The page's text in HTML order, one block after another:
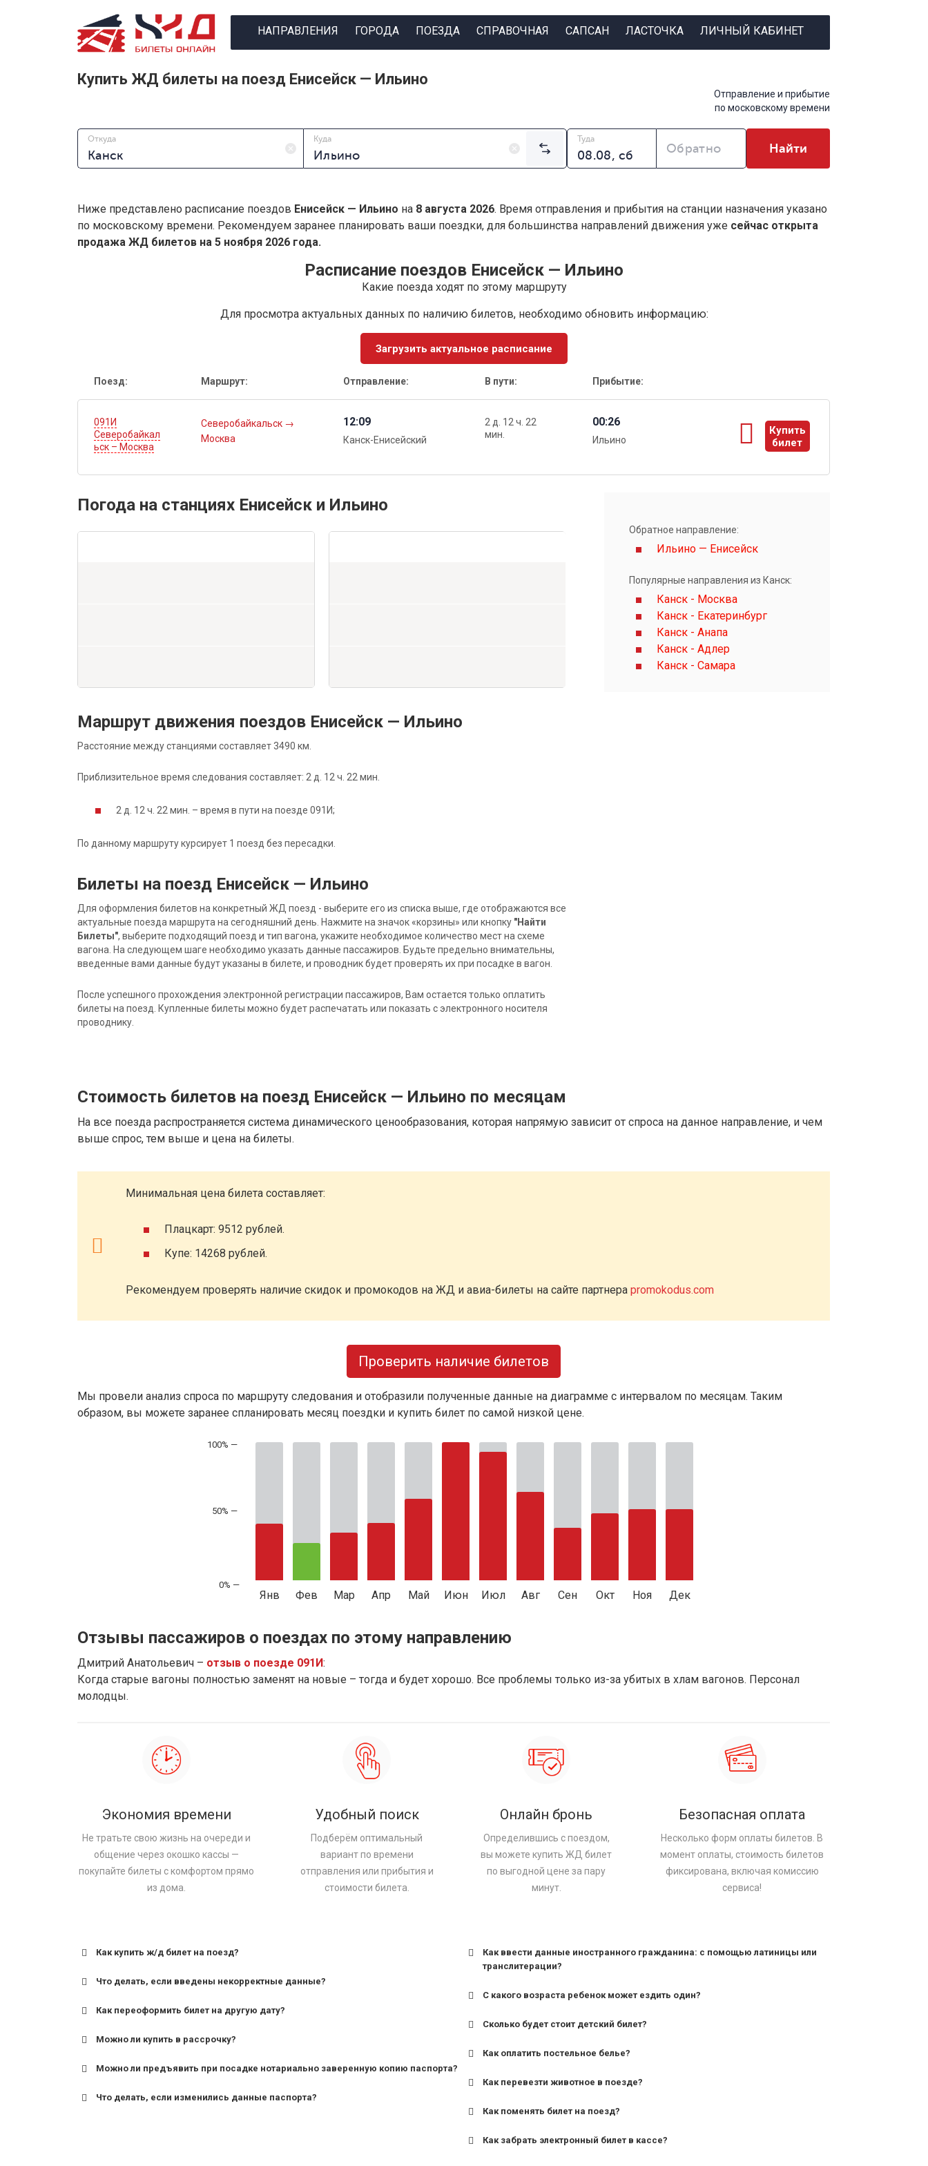
НАПРАВЛЕНИЯ ГОРОДА ПОЕЗДА СПРАВОЧНАЯ САПСАН ЛАСТОЧКА ЛИЧНЫЙ КАБИНЕТ
Купить ЖД билеты на поезд Енисейск — Ильино
Отправление и прибытие
по московскому времени
Откуда Куда Туда
Обратно Найти
Ниже представлено расписание поездов Енисейск — Ильино на 8 августа 2026. Время отправления и прибытия на станции назначения указано
по московскому времени. Рекомендуем заранее планировать ваши поездки, для большинства направлений движения уже сейчас открыта
продажа ЖД билетов на 5 ноября 2026 года.
Расписание поездов Енисейск — Ильино
Какие поезда ходят по этому маршруту
Для просмотра актуальных данных по наличию билетов, необходимо обновить информацию:
Загрузить актуальное расписание
Поезд: Маршрут: Отправление: В пути: Прибытие:
091И
Северобайкал
ьск – Москва
Северобайкальск →
Москва
12:09
Канск-Енисейский
2 д. 12 ч. 22
мин.
00:26
Ильино
Купить
билет
ы
Погода на станциях Енисейск и Ильино
Маршрут движения поездов Енисейск — Ильино
Расстояние между станциями составляет 3490 км.
Приблизительное время следования составляет: 2 д. 12 ч. 22 мин.
2 д. 12 ч. 22 мин. – время в пути на поезде 091И;
По данному маршруту курсирует 1 поезд без пересадки.
Билеты на поезд Енисейск — Ильино
Для оформления билетов на конкретный ЖД поезд - выберите его из списка выше, где отображаются все
актуальные поезда маршрута на сегодняшний день. Нажмите на значок «корзины» или кнопку "Найти
Билеты", выберите подходящий поезд и тип вагона, укажите необходимое количество мест на схеме
вагона. На следующем шаге необходимо указать данные пассажиров. Будьте предельно внимательны,
введенные вами данные будут указаны в билете, и проводник будет проверять их при посадке в вагон.
После успешного прохождения электронной регистрации пассажиров, Вам остается только оплатить
билеты на поезд. Купленные билеты можно будет распечатать или показать с электронного носителя
проводнику.
Обратное направление:
Ильино — Енисейск
Популярные направления из Канск:
Канск - Москва
Канск - Екатеринбург
Канск - Анапа
Канск - Адлер
Канск - Самара
Стоимость билетов на поезд Енисейск — Ильино по месяцам
На все поезда распространяется система динамического ценообразования, которая напрямую зависит от спроса на данное направление, и чем
выше спрос, тем выше и цена на билеты.
Минимальная цена билета составляет:
Плацкарт: 9512 рублей.
Купе: 14268 рублей.
Рекомендуем проверять наличие скидок и промокодов на ЖД и авиа-билеты на сайте партнера promokodus.com
Проверить наличие билетов
Мы провели анализ спроса по маршруту следования и отобразили полученные данные на диаграмме с интервалом по месяцам. Таким
образом, вы можете заранее спланировать месяц поездки и купить билет по самой низкой цене.
50% —
Янв Фев Мар Апр Май Июн Июл Авг Сен Окт Ноя Дек
Отзывы пассажиров о поездах по этому направлению
Дмитрий Анатольевич – отзыв о поезде 091И:
Когда старые вагоны полностью заменят на новые – тогда и будет хорошо. Все проблемы только из-за убитых в хлам вагонов. Персонал
молодцы.
Экономия времени
Не тратьте свою жизнь на очереди и
общение через окошко кассы —
покупайте билеты с комфортом прямо
из дома.
Удобный поиск
Подберём оптимальный
вариант по времени
отправления или прибытия и
стоимости билета.
Онлайн бронь
Определившись с поездом,
вы можете купить ЖД билет
по выгодной цене за пару
минут.
Безопасная оплата
Несколько форм оплаты билетов. В
момент оплаты, стоимость билетов
фиксирована, включая комиссию
сервиса!
Как купить ж/д билет на поезд?
Что делать, если введены некорректные данные?
Как переоформить билет на другую дату?
Можно ли купить в рассрочку?
Можно ли предъявить при посадке нотариально заверенную копию паспорта?
Что делать, если изменились данные паспорта?
Как ввести данные иностранного гражданина: с помощью латиницы или
транслитерации?
С какого возраста ребенок может ездить один?
для поездов дальнего следования — от 10 лет и старше;
Сколько будет стоит детский билет?
Как оплатить постельное белье?
Как перевезти животное в поезде?
Как поменять билет на поезд?
Как забрать электронный билет в кассе?